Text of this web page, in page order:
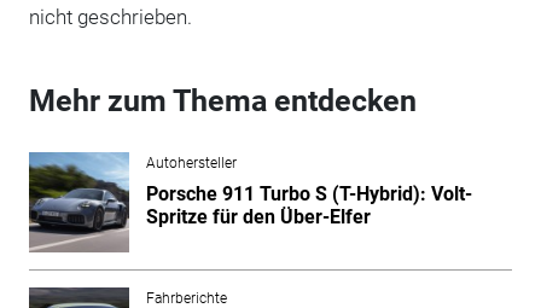
nicht geschrieben.
Mehr zum Thema entdecken
Autohersteller
Porsche 911 Turbo S (T-Hybrid): Volt-
Spritze für den Über-Elfer
Fahrberichte